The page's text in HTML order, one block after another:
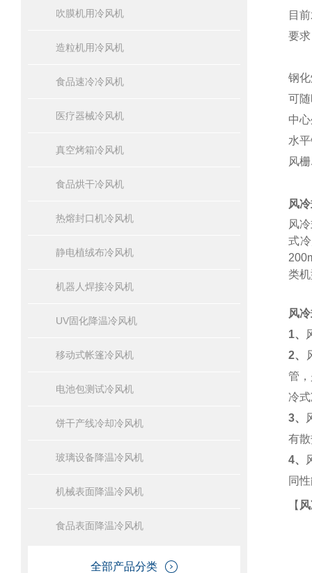
吹膜机用冷风机
造粒机用冷风机
食品速冷冷风机
医疗器械冷风机
真空烤箱冷风机
食品烘干冷风机
热熔封口机冷风机
静电植绒布冷风机
机器人焊接冷风机
UV固化降温冷风机
移动式帐篷冷风机
电池包测试冷风机
饼干产线冷却冷风机
玻璃设备降温冷风机
机械表面降温冷风机
食品表面降温冷风机
全部产品分类
目
要
钢
可
中
水
风
风
风
式
类
风
1、
2、
管
冷
3、
有
4、
同
【